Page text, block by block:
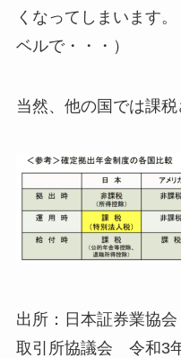
くなってしまいます
ベルで・・・）
当然、他の国では課税
出所：日本証券業協
取引所協議会 令和3